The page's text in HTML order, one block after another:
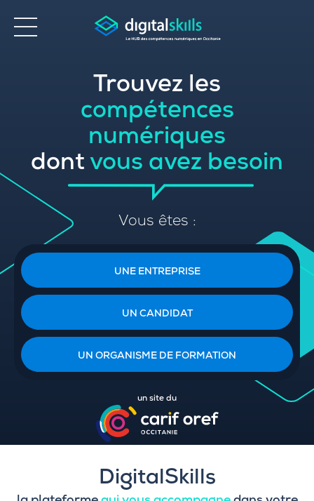
Trouvez les
compétences
numériques
dont vous avez besoin
Vous êtes :
UNE ENTREPRISE
UN CANDIDAT
UN ORGANISME DE FORMATION
un site du
DigitalSkills